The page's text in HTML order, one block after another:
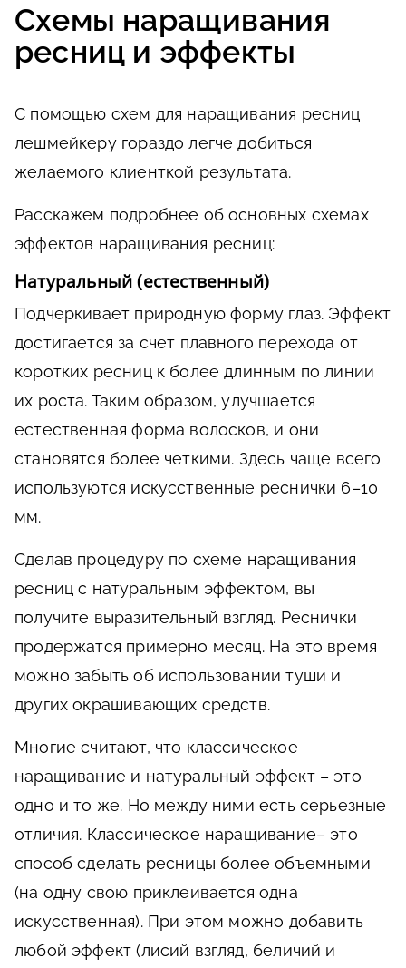
Схемы наращивания
ресниц и эффекты
С помощью схем для наращивания ресниц
лешмейкеру гораздо легче добиться
желаемого клиенткой результата.
Расскажем подробнее об основных схемах
эффектов наращивания ресниц:
Натуральный (естественный)
Подчеркивает природную форму глаз. Эффект
достигается за счет плавного перехода от
коротких ресниц к более длинным по линии
их роста. Таким образом, улучшается
естественная форма волосков, и они
становятся более четкими. Здесь чаще всего
используются искусственные реснички 6–10
мм.
Сделав процедуру по схеме наращивания
ресниц с натуральным эффектом, вы
получите выразительный взгляд. Реснички
продержатся примерно месяц. На это время
можно забыть об использовании туши и
других окрашивающих средств.
Многие считают, что классическое
наращивание и натуральный эффект – это
одно и то же. Но между ними есть серьезные
отличия. Классическое наращивание– это
способ сделать ресницы более объемными
(на одну свою приклеивается одна
искусственная). При этом можно добавить
любой эффект (лисий взгляд, беличий и